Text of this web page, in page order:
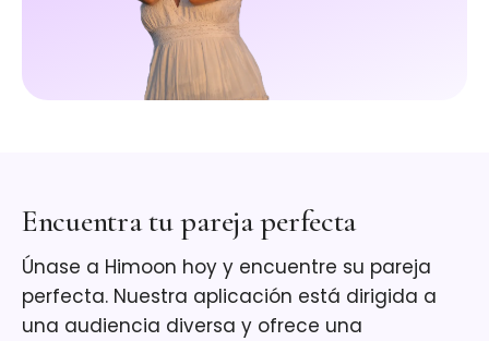
Encuentra tu pareja perfecta
Únase a Himoon hoy y encuentre su pareja
perfecta. Nuestra aplicación está dirigida a
una audiencia diversa y ofrece una